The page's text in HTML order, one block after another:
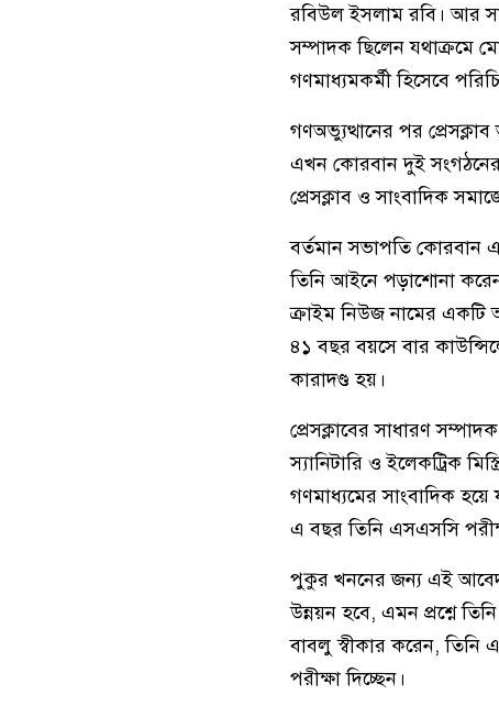
রবিউল ইসলাম রবি। আর
সম্পাদক ছিলেন যথাক্রমে
গণমাধ্যমকর্মী হিসেবে
গণঅভ্যুত্থানের পর
এখন কোরবান দুই
প্রেসক্লাব ও সাংবাদিক
বর্তমান সভাপতি কোরবান
তিনি আইনে পড়াশোনা
ক্রাইম নিউজ নামের একটি
৪১ বছর বয়সে বার
কারাদণ্ড হয়।
প্রেসক্লাবের সাধারণ
স্যানিটারি ও ইলেকট্রিক
গণমাধ্যমের সাংবাদিক
এ বছর তিনি এসএসসি
পুকুর খননের জন্য এই
উন্নয়ন হবে, এমন প্রশ্নে
বাবলু স্বীকার করেন, তিনি
পরীক্ষা দিচ্ছেন।